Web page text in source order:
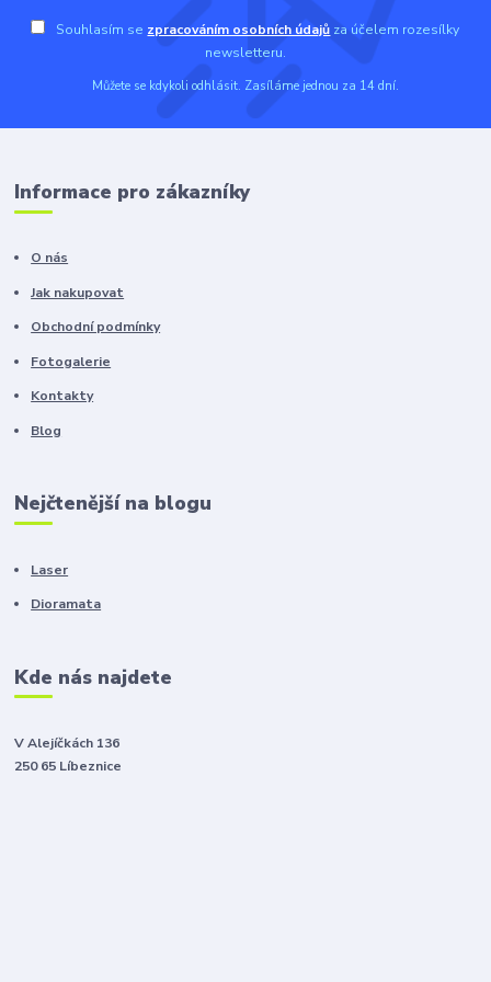
Souhlasím se zpracováním osobních údajů za účelem rozesílky
newsletteru.
Můžete se kdykoli odhlásit. Zasíláme jednou za 14 dní.
Informace pro zákazníky
O nás
Jak nakupovat
Obchodní podmínky
Fotogalerie
Kontakty
Blog
Nejčtenější na blogu
Laser
Dioramata
Kde nás najdete
V Alejíčkách 136
250 65 Líbeznice